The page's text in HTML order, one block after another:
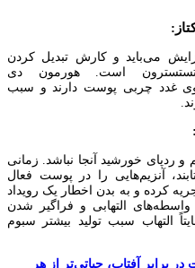
می‌باید و کارش تبدیل کردن
است. هورمون دی
روی غدد چربی پوست دارند و سبب
:
خورشید آنجا نباشد. زمانی
آنزیم‌هایی را در پوست فعال
کرده و به بدن اخطار یک رویداد
التهابی و فراگیر شدن
التهاب سبب تولید بیشتر سبوم
برابر آفتاب، حیاتی‌تر از هر